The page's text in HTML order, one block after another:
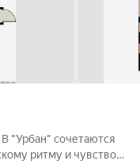
"Урбан" сочетаются
ритму и чувство